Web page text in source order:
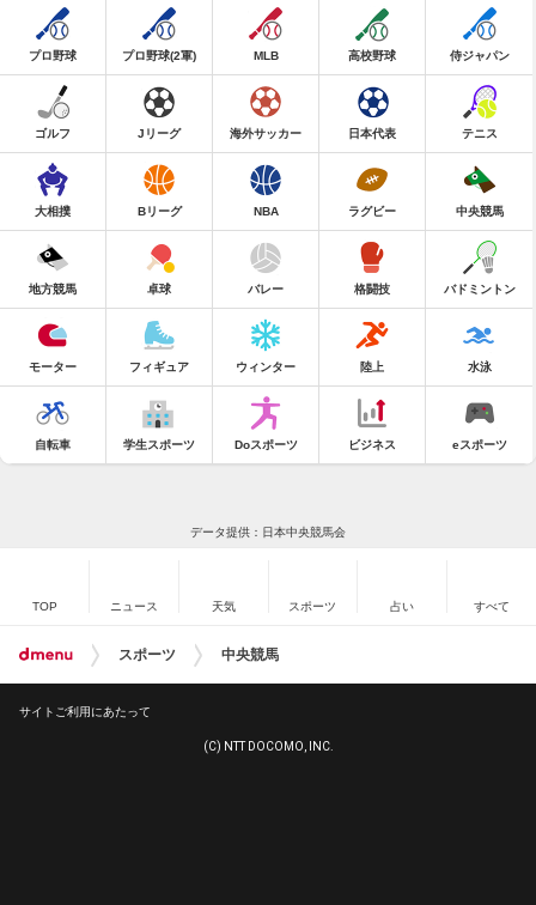
プロ野球 プロ野球(2軍) MLB 高校野球 侍ジャパン
ゴルフ Jリーグ 海外サッカー 日本代表 テニス
大相撲 Bリーグ NBA ラグビー 中央競馬
地方競馬 卓球 バレー 格闘技 バドミントン
モーター フィギュア ウィンター 陸上 水泳
自転車 学生スポーツ Doスポーツ ビジネス eスポーツ
データ提供：日本中央競馬会
TOP ニュース 天気 スポーツ 占い すべて
スポーツ 中央競馬
サイトご利用にあたって
(C) NTT DOCOMO, INC.